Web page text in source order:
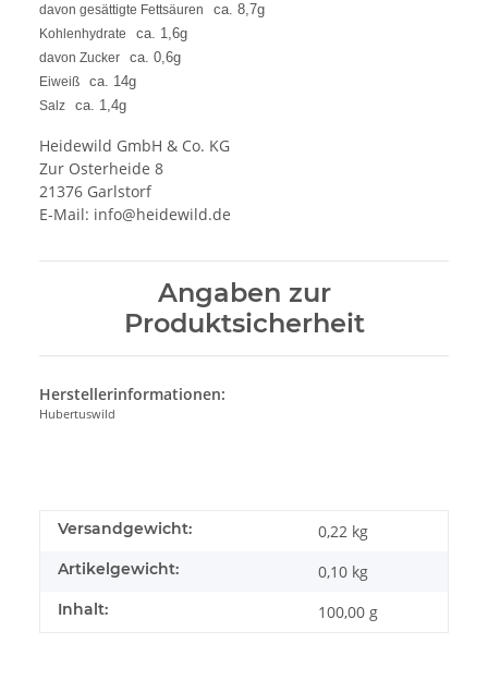
davon gesättigte Fettsäuren ca. 8,7g
Kohlenhydrate ca. 1,6g
davon Zucker ca. 0,6g
Eiweiß ca. 14g
Salz ca. 1,4g
Heidewild GmbH & Co. KG
Zur Osterheide 8
21376 Garlstorf
E-Mail: info@heidewild.de
Angaben zur
Produktsicherheit
Herstellerinformationen:
Hubertuswild
Versandgewicht: 0,22 kg
Artikelgewicht: 0,10 kg
Inhalt: 100,00 g